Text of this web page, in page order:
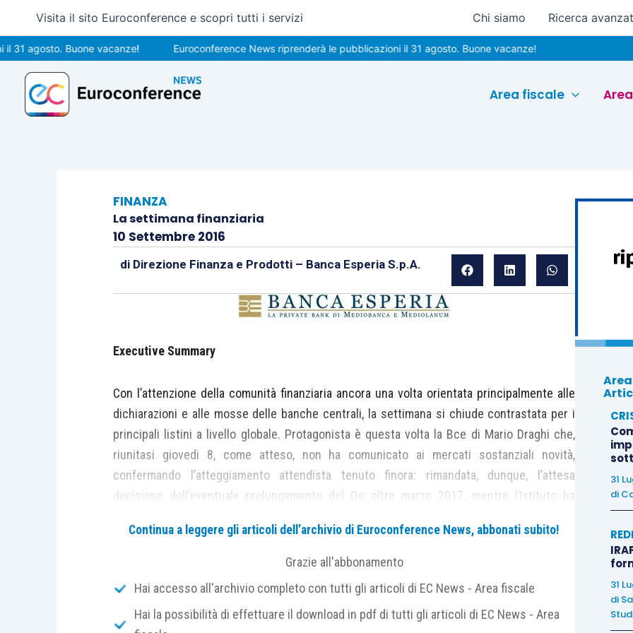
contenuto
Visita il sito Euroconference e scopri tutti i servizi Chi siamo Ricerca
Buone vacanze! Euroconference News riprenderà le pubblicazioni il 31 agosto. Buone vacanze!
Area fiscale
FINANZA
La settimana finanziaria
10 Settembre 2016
di Direzione Finanza e Prodotti – Banca Esperia S.p.A.
Executive Summary
Con l’attenzione della comunità finanziaria ancora una volta orientata principalmente alle
dichiarazioni e alle mosse delle banche centrali, la settimana si chiude contrastata per i
principali listini a livello globale. Protagonista è questa volta la Bce di Mario Draghi che,
riunitasi giovedi 8, come atteso, non ha comunicato ai mercati sostanziali novità,
confermando l’atteggiamento attendista tenuto finora: rimandata, dunque, l’attesa
decisione dell’eventuale prolungamento del Qe oltre marzo 2017, mentre l’Istituto ha
atteggiamento possibilista da parte della Banca del Giappone che, nelle dichiarazioni
rilasciate da Kuroda e dal vice governatore Nakaso, ha confermato di avere in programma
intenzione di accelerare il percorso verso il target di inflazione al 2%. Dalla pubblicazione
del Beige Book della Federal Reserve, infine, si evince come la scarsa pressione al rialzo
Continua a leggere gli articoli dell’archivio di Euroconference News, abbonati subito!
Grazie all'abbonamento
Hai accesso all'archivio completo con tutti gli articoli di EC News - Area fiscale
Hai la possibilità di effettuare il download in pdf di tutti gli articoli di EC News - Area
31
di
31
di